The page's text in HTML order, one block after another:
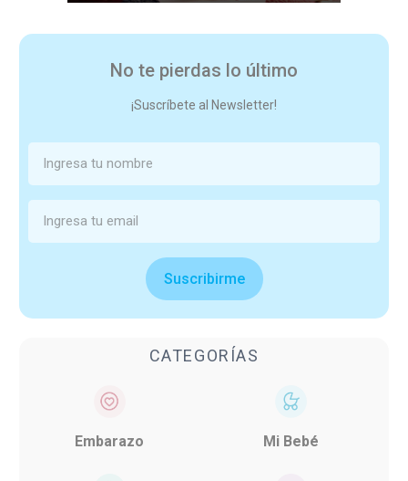
No te pierdas lo último
¡Suscríbete al Newsletter!
Suscribirme
CATEGORÍAS
Embarazo Mi Bebé